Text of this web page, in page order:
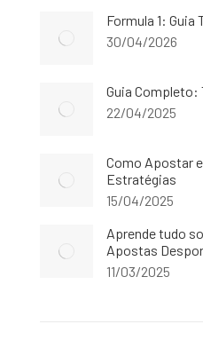
Formula 1: Guia
30/04/2026
Guia Completo:
22/04/2025
Como Apostar
Estratégias
15/04/2025
Aprende tudo
Apostas
11/03/2025